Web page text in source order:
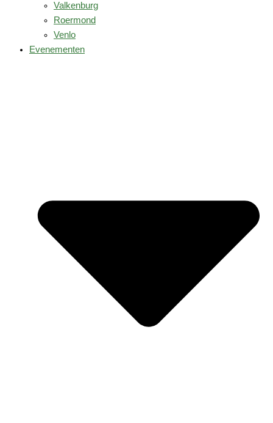
Valkenburg
Roermond
Venlo
Evenementen